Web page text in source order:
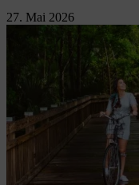
27. Mai 2026